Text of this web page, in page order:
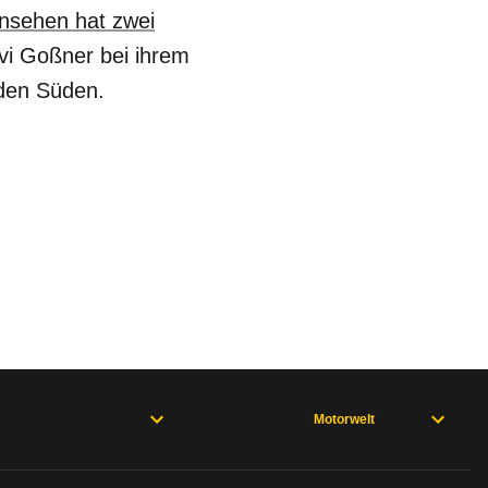
hat zwei
Goßner bei ihrem
Süden.
Motorwelt